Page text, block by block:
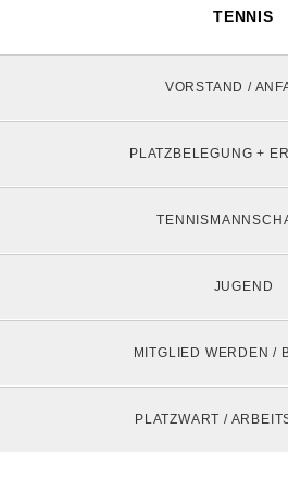
TENNIS
VORSTAND /
PLATZBELEGUNG +
JUGEND
MITGLIED WERDEN /
PLATZWART /